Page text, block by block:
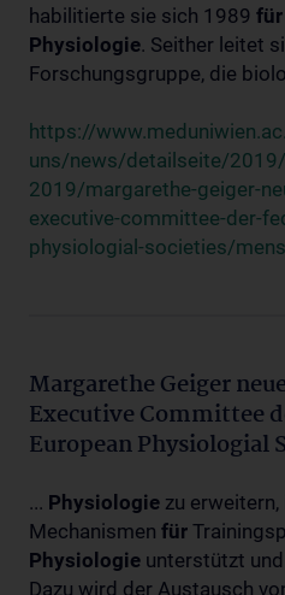
habilitierte sie sich 1989 für
Physiologie. Seither leitet
Forschungsgruppe, die
https://
uns/news/detailseite/
2019/margarethe-geiger-
executive-committee-der-
physiologial-societies/
Margarethe Geiger
Executive Committee
European Physiologial
... Physiologie zu
Mechanismen für
Physiologie unterstützt
Dazu wird der Austausch